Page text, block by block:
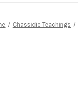
Chassidic Teachings